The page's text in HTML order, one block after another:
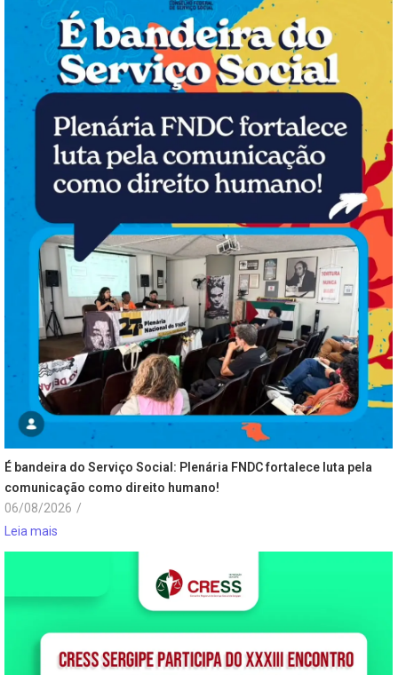
É bandeira do Serviço Social: Plenária FNDC fortalece luta pela
comunicação como direito humano!
06/08/2026 /
Leia mais